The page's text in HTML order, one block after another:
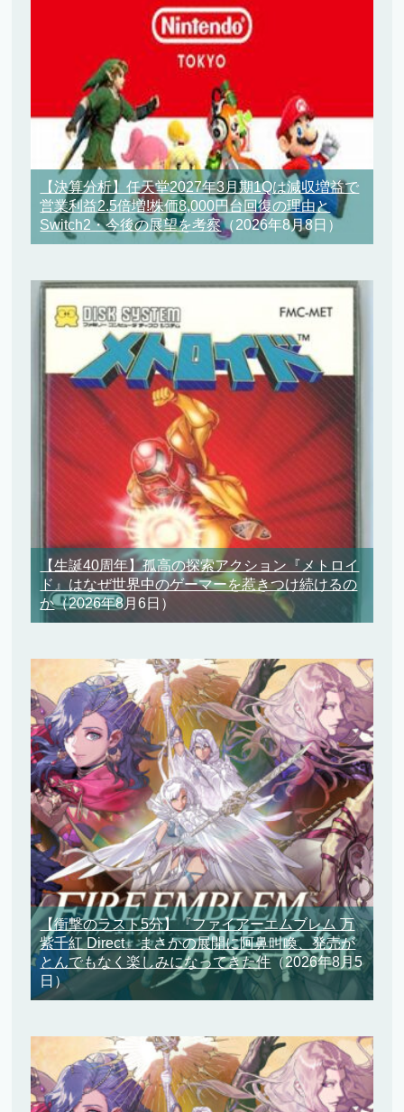
【決算分析】任天堂2027年3月期1Qは減収増益で
営業利益2.5倍増!株価8,000円台回復の理由と
Switch2・今後の展望を考察（2026年8月8日）
【生誕40周年】孤高の探索アクション『メトロイ
ド』はなぜ世界中のゲーマーを惹きつけ続けるの
か（2026年8月6日）
【衝撃のラスト5分】『ファイアーエムブレム 万
紫千紅 Direct』まさかの展開に阿鼻叫喚、発売が
とんでもなく楽しみになってきた件（2026年8月5
日）